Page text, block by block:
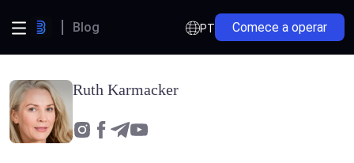
Blog PT Comece a operar
Ruth Karmacker